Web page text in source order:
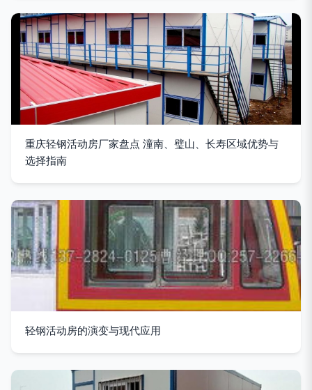
重庆轻钢活动房厂家盘点 潼南、璧山、长寿区域优势与
选择指南
轻钢活动房的演变与现代应用